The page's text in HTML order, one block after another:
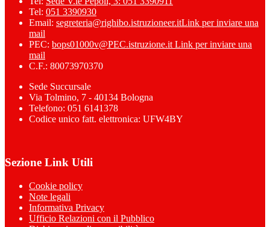
Tel: 051 3390930
Email: segreteria@righibo.istruzioneer.itLink per inviare una
mail
PEC: bops01000v@PEC.istruzione.it Link per inviare una
mail
C.F.: 80073970370
Sede Succursale
Via Tolmino, 7 - 40134 Bologna
Telefono: 051 6141378
Codice unico fatt. elettronica: UFW4BY
Sezione Link Utili
Cookie policy
Note legali
Informativa Privacy
Ufficio Relazioni con il Pubblico